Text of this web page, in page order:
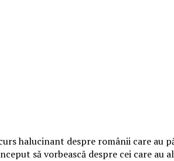
halucinant despre românii care
să vorbească despre cei care au